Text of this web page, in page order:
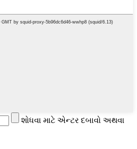
શોધવા માટે એન્ટર દબાવો અથવા